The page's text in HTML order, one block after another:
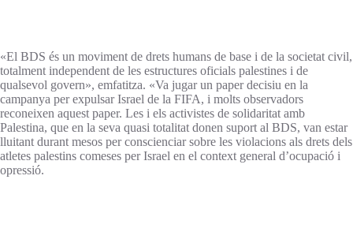
«El BDS és un moviment de drets humans de base i de la societat civil,
totalment independent de les estructures oficials palestines i de
qualsevol govern», emfatitza. «Va jugar un paper decisiu en la
campanya per expulsar Israel de la FIFA, i molts observadors
reconeixen aquest paper. Les i els activistes de solidaritat amb
Palestina, que en la seva quasi totalitat donen suport al BDS, van estar
lluitant durant mesos per conscienciar sobre les violacions als drets dels
atletes palestins comeses per Israel en el context general d’ocupació i
opressió.